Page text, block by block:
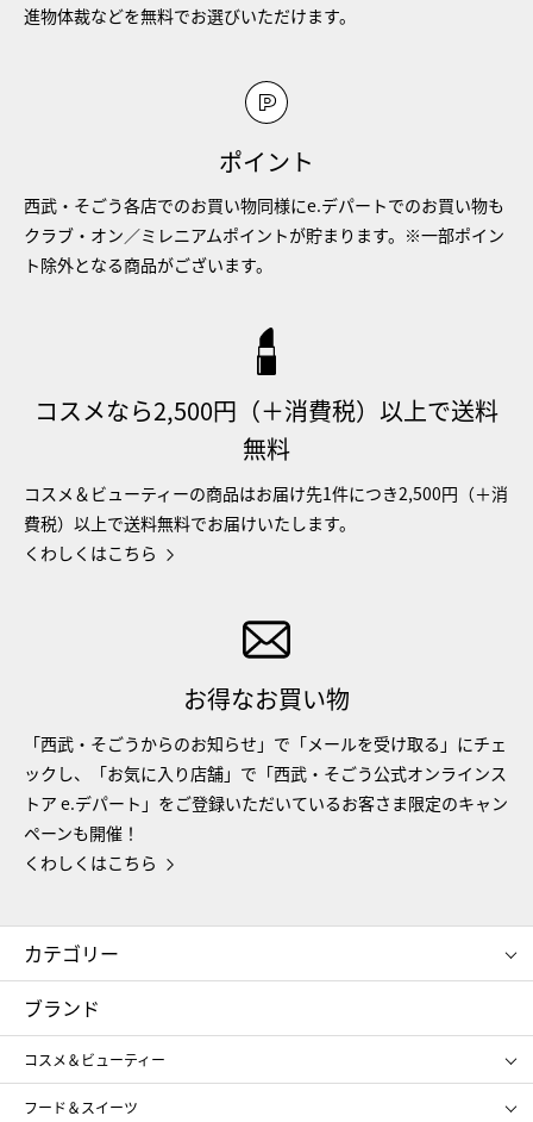
進物体裁などを無料でお選びいただけます。
ポイント
西武・そごう各店でのお買い物同様にe.デパートでのお買い物も
クラブ・オン／ミレニアムポイントが貯まります。※一部ポイン
ト除外となる商品がございます。
コスメなら2,500円（＋消費税）以上で送料
無料
コスメ＆ビューティーの商品はお届け先1件につき2,500円（＋消
費税）以上で送料無料でお届けいたします。
くわしくはこちら
お得なお買い物
「西武・そごうからのお知らせ」で「メールを受け取る」にチェ
ックし、「お気に入り店舗」で「西武・そごう公式オンラインス
トア e.デパート」をご登録いただいているお客さま限定のキャン
ペーンも開催！
くわしくはこちら
カテゴリー
コスメ＆ビューティー
ギフト
レディース
メンズ
スポーツ・アウトドア
ブランド
コスメ＆ビューティー
SHISEIDO
フード＆スイーツ